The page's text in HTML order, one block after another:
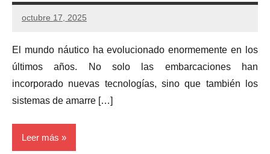
octubre 17, 2025
El mundo náutico ha evolucionado enormemente en los
últimos años. No solo las embarcaciones han
incorporado nuevas tecnologías, sino que también los
sistemas de amarre […]
Leer más